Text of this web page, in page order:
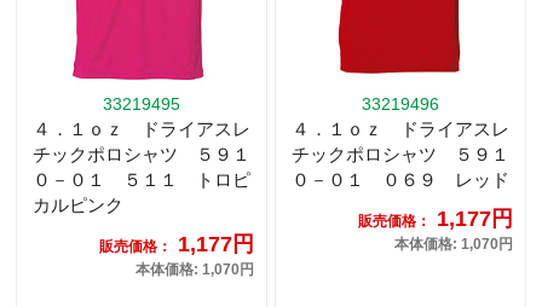
33219495
４．１ｏｚ ドライアスレ
チックポロシャツ ５９１
０－０１ ５１１ トロピ
カルピンク
販売価格： 1,177円
本体価格: 1,070円
33219496
４．１ｏｚ ドライアスレ
チックポロシャツ ５９１
０－０１ ０６９ レッド
販売価格： 1,177円
本体価格: 1,070円